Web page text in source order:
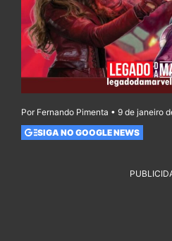
Por Fernando Pimenta • 9 de janeiro
SIGA NO GOOGLE NEWS